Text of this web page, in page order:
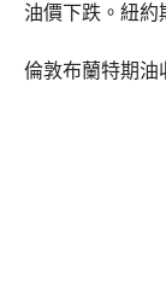
油價下跌。紐約
倫敦布蘭特期油